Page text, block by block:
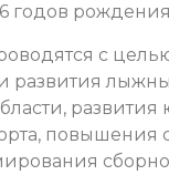
годов
с
развития
повышения